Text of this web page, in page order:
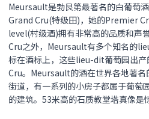
Meursault是勃艮第最著名的白葡萄
Grand Cru(特级田)，她的Premier
level(村级酒)拥有非常高的品质和声
Cru之外，Meursault有多个知名的
标在酒标上，这些lieu-dit葡萄园出
Cru。Meursault的酒在世界各地著
街道，有一系列的小房子都属于葡萄
的建筑。53米高的石质教堂塔真像是